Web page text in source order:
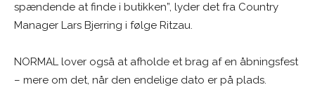
spændende at finde i butikken”, lyder det fra Country
Manager Lars Bjerring i følge Ritzau.
NORMAL lover også at afholde et brag af en åbningsfest
– mere om det, når den endelige dato er på plads.